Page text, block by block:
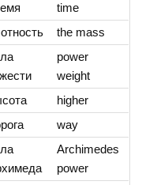
time
the mass
power
weight
higher
way
Archimedes
power